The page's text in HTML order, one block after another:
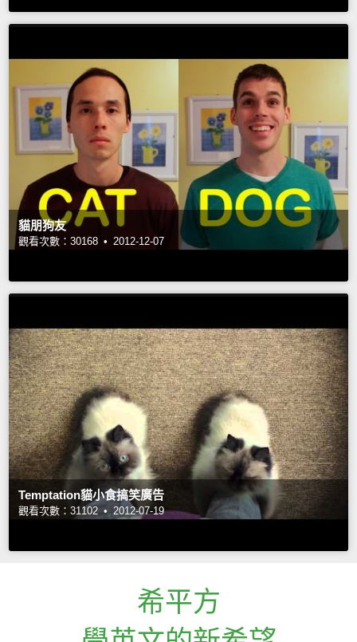
貓朋狗友
觀看次數：30168 • 2012-12-07
Temptation貓小食搞笑廣告
觀看次數：31102 • 2012-07-19
希平方